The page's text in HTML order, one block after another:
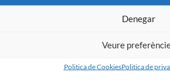
Denegar
Veure
Politica de CookiesPolitica de